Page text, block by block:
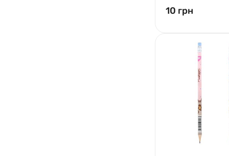
10 грн